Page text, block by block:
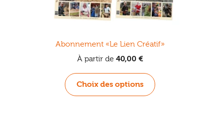
Abonnement «Le Lien Créatif»
À partir de 40,00 €
Choix des options
Ce
produit